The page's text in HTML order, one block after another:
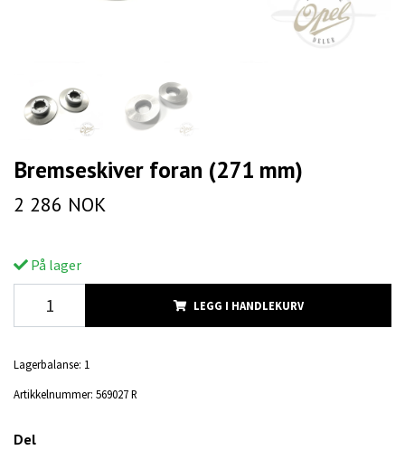
Bremseskiver foran (271 mm)
2 286 NOK
På lager
LEGG I HANDLEKURV
Lagerbalanse: 1
Artikkelnummer: 569027 R
Del